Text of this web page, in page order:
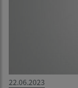
22.06.2023